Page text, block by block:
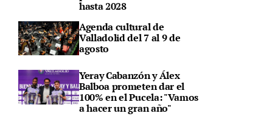
hasta 2028
Agenda cultural de
Valladolid del 7 al 9 de
agosto
Yeray Cabanzón y Álex
Balboa prometen dar el
100% en el Pucela: "Vamos
a hacer un gran año"